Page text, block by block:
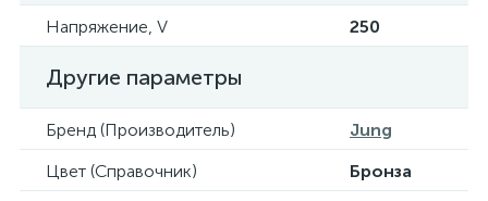
Напряжение, V 250
Другие параметры
Бренд (Производитель)
Jung
Цвет (Справочник)
Бронза